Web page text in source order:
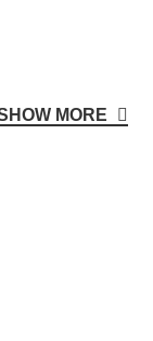
MORE